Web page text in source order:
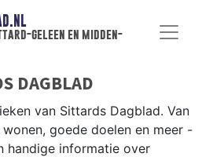
geleen en midden-
DAGBLAD
van Sittards Dagblad. Van
goede doelen en meer -
handige informatie over